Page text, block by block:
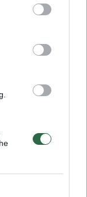
kariais
lieka
– priduriama